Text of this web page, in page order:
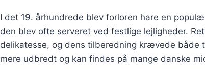
I det 19. århundrede blev forloren hare en
den blev ofte serveret ved festlige lejligheder.
delikatesse, og dens tilberedning krævede både
mere udbredt og kan findes på mange danske